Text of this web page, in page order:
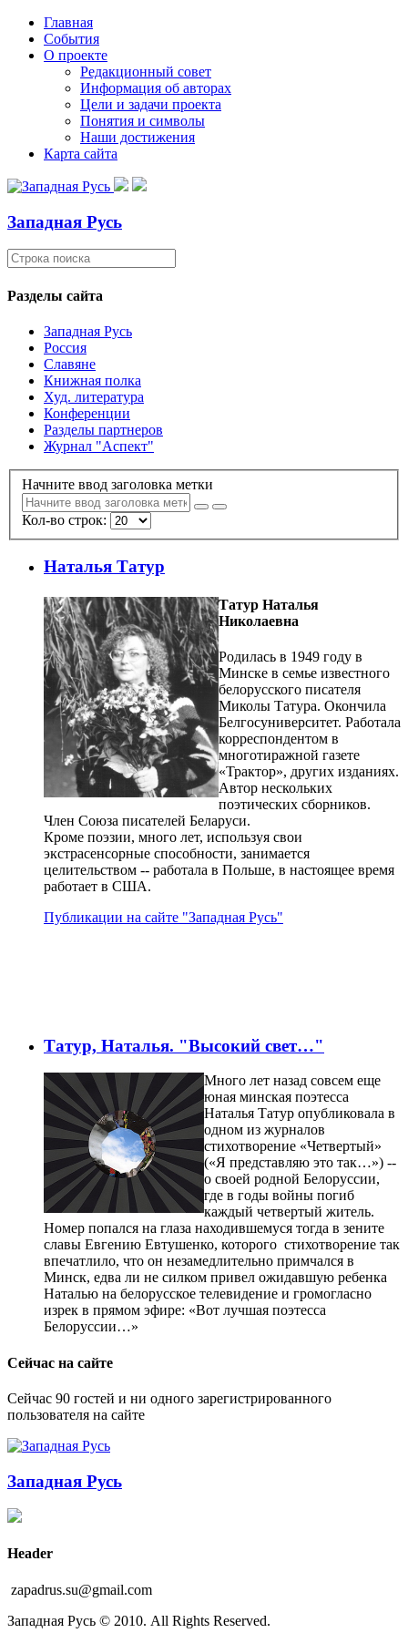
Главная
События
О проекте
Редакционный совет
Информация об авторах
Цели и задачи проекта
Понятия и символы
Наши достижения
Карта сайта
Западная Русь
Разделы сайта
Западная Русь
Россия
Славяне
Книжная полка
Худ. литература
Конференции
Разделы партнеров
Журнал "Аспект"
Начните ввод заголовка метки
Кол-во строк:
Наталья Татур
Татур Наталья
Николаевна
Родилась в 1949 году в
Минске в семье известного
белорусского писателя
Миколы Татура. Окончила
Белгосуниверситет. Работала
корреспондентом в
многотиражной газете
«Трактор», других изданиях.
Автор нескольких
поэтических сборников.
Член Союза писателей Беларуси.
Кроме поэзии, много лет, используя свои
экстрасенсорные способности, занимается
целительством -- работала в Польше, в настоящее время
работает в США.
Публикации на сайте "Западная Русь"
Татур, Наталья. "Высокий свет…"
Много лет назад совсем еще
юная минская поэтесса
Наталья Татур опубликовала в
одном из журналов
стихотворение «Четвертый»
(«Я представляю это так…») --
о своей родной Белоруссии,
где в годы войны погиб
каждый четвертый житель.
Номер попался на глаза находившемуся тогда в зените
славы Евгению Евтушенко, которого стихотворение так
впечатлило, что он незамедлительно примчался в
Минск, едва ли не силком привел ожидавшую ребенка
Наталью на белорусское телевидение и громогласно
изрек в прямом эфире: «Вот лучшая поэтесса
Белоруссии…»
Сейчас на сайте
Сейчас 90 гостей и ни одного зарегистрированного
пользователя на сайте
Западная Русь
Header
zapadrus.su@gmail.com
Западная Русь © 2010. All Rights Reserved.